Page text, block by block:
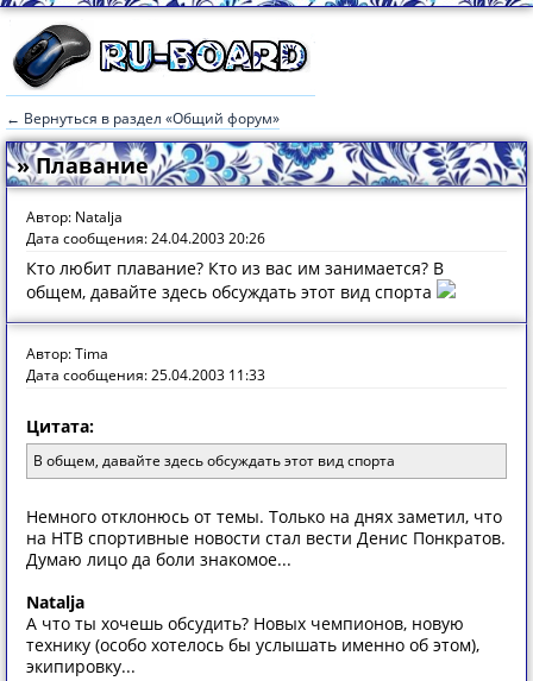
← Вернуться в раздел «Общий форум»
» Плавание
Автор: Natalja
Дата сообщения: 24.04.2003 20:26
Кто любит плавание? Кто из вас им занимается? В
общем, давайте здесь обсуждать этот вид спорта
Автор: Tima
Дата сообщения: 25.04.2003 11:33
Цитата:
В общем, давайте здесь обсуждать этот вид спорта
Немного отклонюсь от темы. Только на днях заметил, что
на НТВ спортивные новости стал вести Денис Понкратов.
Думаю лицо да боли знакомое...
Natalja
А что ты хочешь обсудить? Новых чемпионов, новую
технику (особо хотелось бы услышать именно об этом),
экипировку...